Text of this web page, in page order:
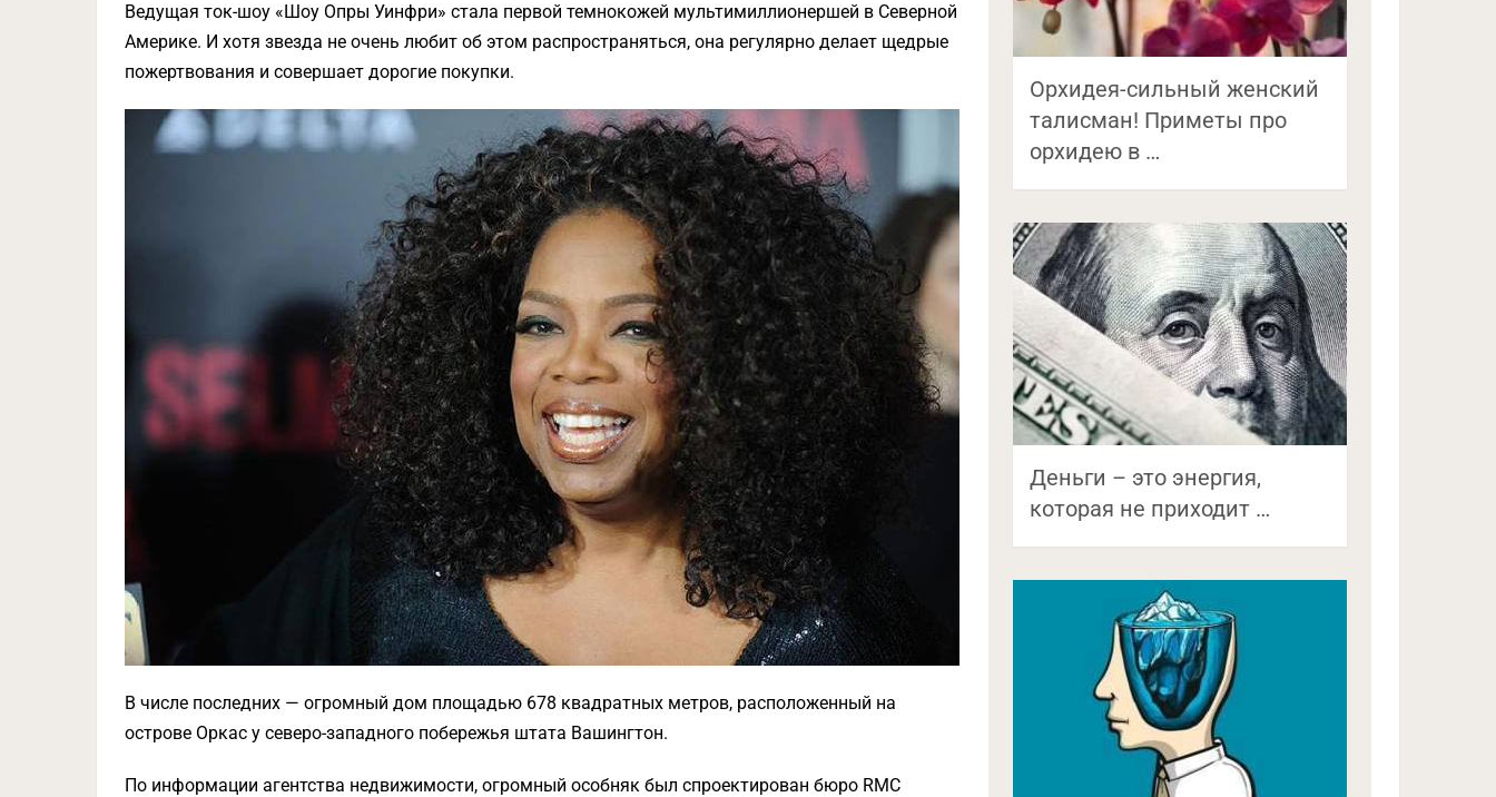
Ведущая ток-шоу «Шоу Опры Уинфри» стала первой темнокожей мультимиллионершей в Северной
Америке. И хотя звезда не очень любит об этом распространяться, она регулярно делает щедрые
пожертвования и совершает дорогие покупки.
В числе последних — огромный дом площадью 678 квадратных метров, расположенный на
острове Оркас у северо-западного побережья штата Вашингтон.
По информации агентства недвижимости, огромный особняк был спроектирован бюро RMC
Орхидея-сильный женский
талисман! Приметы про
орхидею в …
Деньги – это энергия,
которая не приходит …